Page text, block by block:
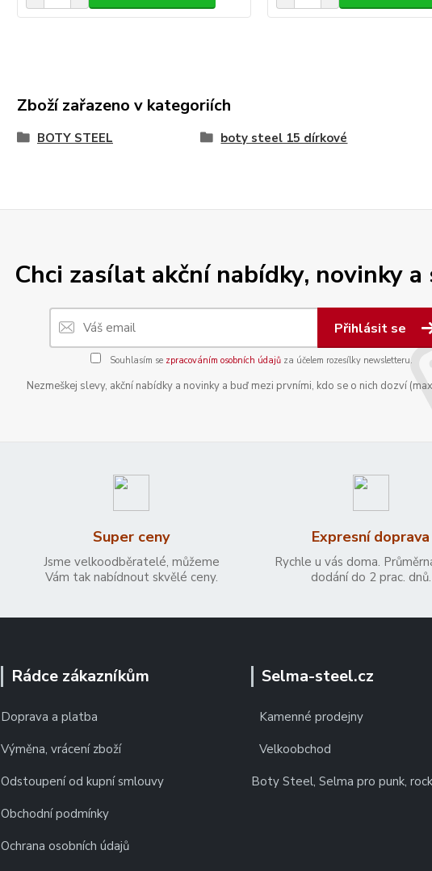
Zboží zařazeno v kategoriích
BOTY STEEL boty steel 15 dírkové
Chci zasílat akční nabídky, novinky a
Přihlásit se
Souhlasím se zpracováním osobních údajůza účelem rozesílky newsletteru.
Nezmeškej slevy, akční nabídky a novinky a buď mezi prvními, kdo se o nich dozví
Super ceny
Jsme velkoodběratelé, můžeme
Vám tak nabídnout skvělé ceny.
Expresní doprava
Rychle u vás doma.
dodání do 2 prac. dnů.
Rádce zákazníkům
Doprava a platba
Výměna, vrácení zboží
Odstoupení od kupní smlouvy
Obchodní podmínky
Ochrana osobních údajů
Selma-steel.cz
Kamenné prodejny
Velkoobchod
Boty Steel, Selma pro punk,